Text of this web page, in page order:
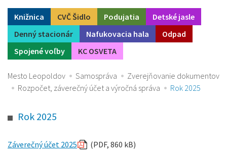
Knižnica CVČ Šidlo Podujatia
Detské jasle
Denný stacionár
Nafukovacia hala
Odpad
Spojené voľby
KC OSVETA
Mesto Leopoldov Samospráva
Zverejňovanie dokumentov
Rozpočet, záverečný účet a výročná správa
Rok 2025
Rok 2025
Záverečný účet 2025 (PDF, 860 kB)